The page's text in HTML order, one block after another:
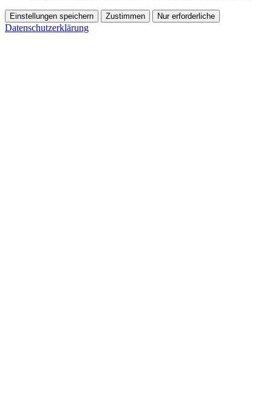
Einstellungen speichern Zustimmen Nur erforderliche
Datenschutzerklärung